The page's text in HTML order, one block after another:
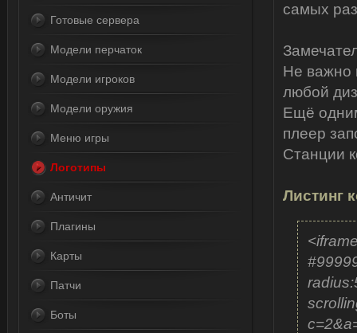
самых
Не важно
любой
Ещё
плеер
Станции
Листинг
Готовые сервера
Модели перчаток
Модели игроков
Модели оружия
Меню игры
Логотипы
Античит
Плагины
Карты
Патчи
Боты